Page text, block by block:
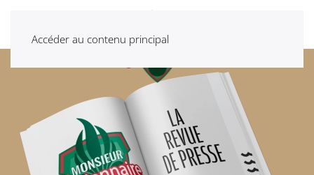
Accéder au contenu principal